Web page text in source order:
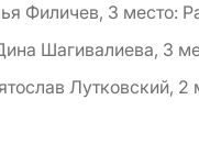
Филичев, 3 место:
Шагивалиева, 3
Лутковский,